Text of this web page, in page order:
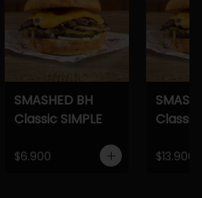
SMASHED BH
Classic SIMPLE
$6.900
Classic
$13.900